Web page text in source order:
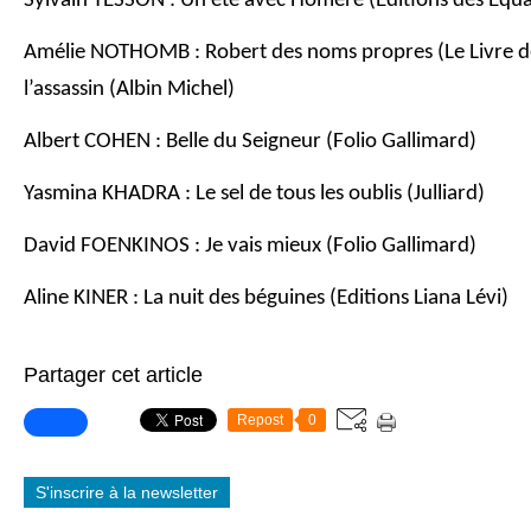
Amélie NOTHOMB : Robert des noms propres (Le Livre
l’assassin (Albin Michel)
Albert COHEN : Belle du Seigneur (Folio Gallimard)
Yasmina KHADRA : Le sel de tous les oublis (Julliard)
David FOENKINOS : Je vais mieux (Folio Gallimard)
Aline KINER : La nuit des béguines (Editions Liana Lévi)
Partager cet article
Repost 0
S'inscrire à la newsletter